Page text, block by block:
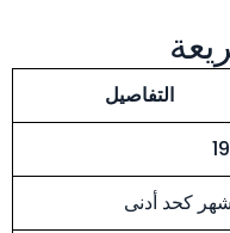
التفاصيل